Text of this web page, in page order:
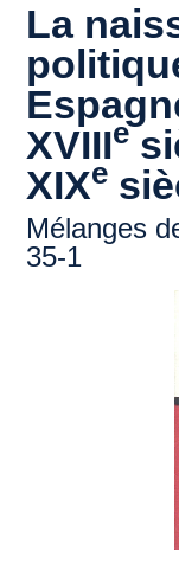
La
XVIIIe
XIXe
Mélanges
35-1